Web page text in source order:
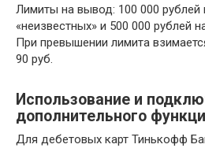
Лимиты на вывод: 100 000 рублей
«неизвестных» и 500 000 рублей
При превышении лимита
90 руб.
Использование и
дополнительного
Для дебетовых карт Тинькофф